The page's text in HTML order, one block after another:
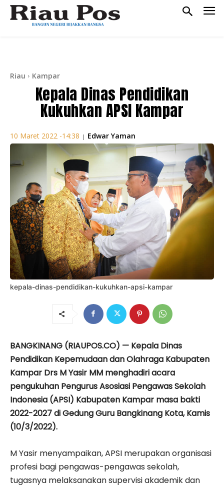
Riau Kampar
Kepala Dinas Pendidikan
Kukuhkan APSI Kampar
10 Maret 2022 -14:38 | Edwar Yaman
kepala-dinas-pendidikan-kukuhkan-apsi-kampar
BANGKINANG (RIAUPOS.CO) — Kepala Dinas
Pendidikan Kepemudaan dan Olahraga Kabupaten
Kampar Drs M Yasir MM menghadiri acara
pengukuhan Pengurus Asosiasi Pengawas Sekolah
Indonesia (APSI) Kabupaten Kampar masa bakti
2022-2027 di Gedung Guru Bangkinang Kota, Kamis
(10/3/2022).
M Yasir menyampaikan, APSI merupakan organisasi
profesi bagi pengawas-pengawas sekolah,
tugasnya melaksanakan supervisi akademik dan